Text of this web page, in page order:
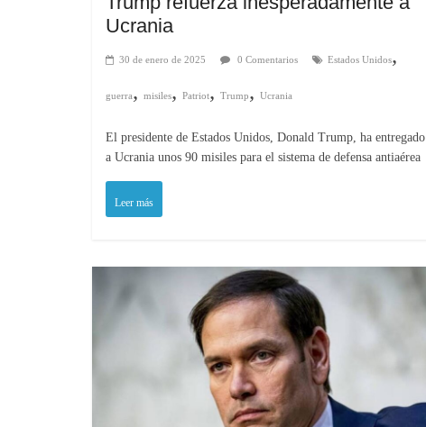
Ucrania
30 de enero de 2025 0 Comentarios Estados Unidos,
guerra, misiles, Patriot, Trump, Ucrania
El presidente de Estados Unidos, Donald Trump, ha entregado
a Ucrania unos 90 misiles para el sistema de defensa antiaérea
Leer más